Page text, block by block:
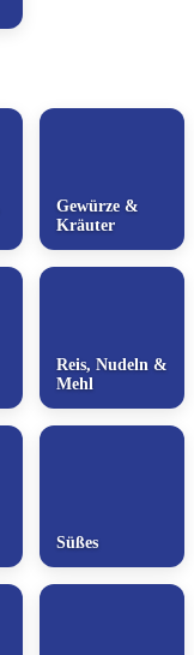
Gewürze &
Kräuter
Reis, Nudeln &
Mehl
Süßes